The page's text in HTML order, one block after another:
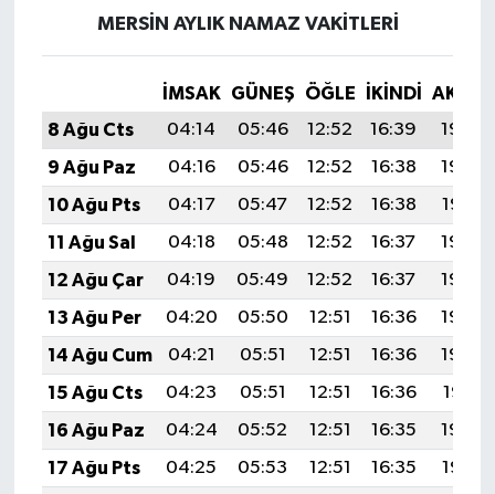
MERSIN AYLIK NAMAZ VAKITLERI
İMSAK GÜNEŞ ÖĞLE İKINDI
8 Ağu Cts
04:14 05:46 12:52 16:39
19:49
9 Ağu Paz
04:16 05:46 12:52 16:38
19:48
10 Ağu Pts
04:17 05:47 12:52 16:38
19:47
11 Ağu Sal
04:18 05:48 12:52 16:37
19:46
12 Ağu Çar
04:19 05:49 12:52 16:37
19:44
13 Ağu Per
04:20 05:50 12:51 16:36
19:43
14 Ağu Cum
04:21 05:51 12:51 16:36
19:42
15 Ağu Cts
04:23 05:51 12:51 16:36
19:41
16 Ağu Paz
04:24 05:52 12:51 16:35
19:40
17 Ağu Pts
04:25 05:53 12:51 16:35
19:38